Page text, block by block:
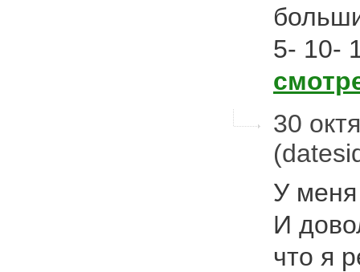
5- 10-
30
У меня
И
что я